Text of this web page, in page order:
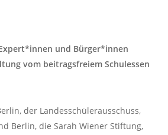
und Bürger*innen
vom beitragsfreiem Schulessen
der Landesschülerausschuss,
Berlin, die Sarah Wiener Stiftung,